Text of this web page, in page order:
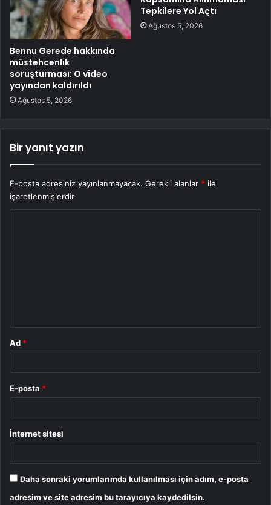
Bennu Gerede hakkında
müstehcenlik
soruşturması: O video
yayından kaldırıldı
Ağustos 5, 2026
Tepkilere Yol Açtı
Ağustos 5, 2026
Bir yanıt yazın
E-posta adresiniz yayınlanmayacak. Gerekli alanlar * ile
işaretlenmişlerdir
Ad *
E-posta *
İnternet sitesi
Daha sonraki yorumlarımda kullanılması için adım, e-posta
adresim ve site adresim bu tarayıcıya kaydedilsin.